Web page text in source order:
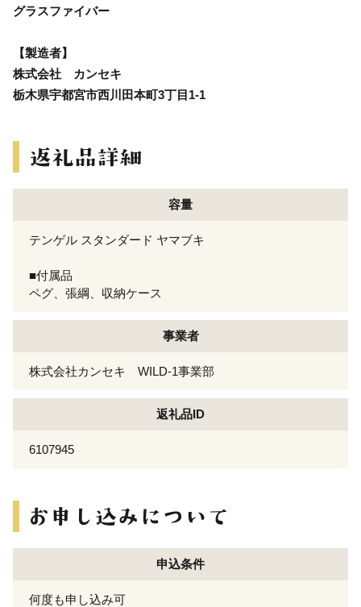
グラスファイバー
【製造者】
株式会社 カンセキ
栃木県宇都宮市西川田本町3丁目1-1
容量
テンゲル スタンダード ヤマブキ
■付属品
ペグ、張綱、収納ケース
事業者
株式会社カンセキ WILD-1事業部
返礼品ID
6107945
申込条件
何度も申し込み可